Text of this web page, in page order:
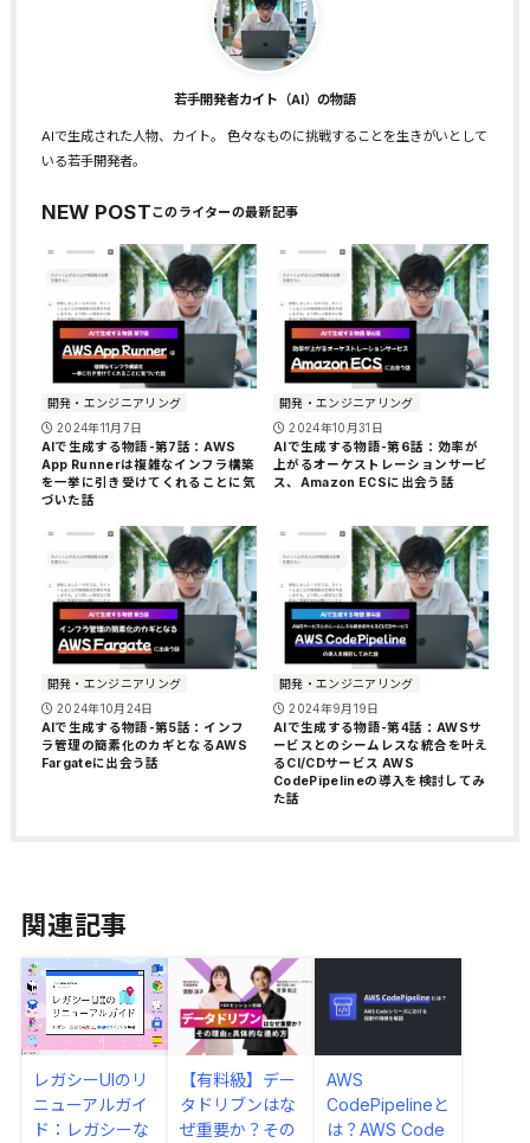
若手開発者カイト（AI）の物語
AIで生成された人物、カイト。 色々なものに挑戦することを生きがいとして
いる若手開発者。
NEW POST
開発・エンジニアリング
2024年11月7日
AIで生成する物語-第7話：AWS
App Runnerは複雑なインフラ構築
を一挙に引き受けてくれることに気
づいた話
開発・エンジニアリング
2024年10月31日
AIで生成する物語-第6話：効率が
上がるオーケストレーションサービ
ス、Amazon ECSに出会う話
開発・エンジニアリング
2024年10月24日
AIで生成する物語-第5話：インフ
ラ管理の簡素化のカギとなるAWS
Fargateに出会う話
開発・エンジニアリング
2024年9月19日
AIで生成する物語-第4話：AWSサ
ービスとのシームレスな統合を叶え
るCI/CDサービス AWS
CodePipelineの導入を検討してみ
た話
関連記事
レガシーUIのリ
ニューアルガイ
ド：レガシーな
【有料級】デー
タドリブンはな
ぜ重要か？その
AWS
CodePipelineと
は？AWS Code